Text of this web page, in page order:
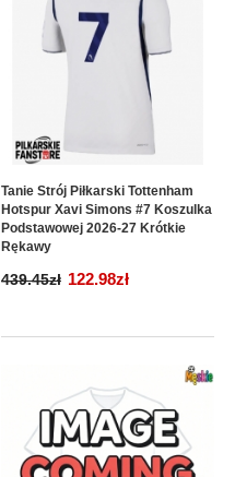
Tanie Strój Piłkarski Tottenham
Hotspur Xavi Simons #7 Koszulka
Podstawowej 2026-27 Krótkie
Rękawy
439.45zł 122.98zł